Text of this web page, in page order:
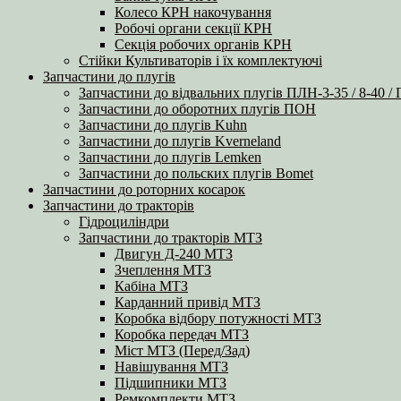
Колесо КРН накочування
Робочі органи секції КРН
Секція робочих органів КРН
Стійки Культиваторів і їх комплектуючі
Запчастини до плугів
Запчастини до відвальних плугів ПЛН-3-35 / 8-40
Запчастини до оборотних плугів ПОН
Запчастини до плугів Kuhn
Запчастини до плугів Kverneland
Запчастини до плугів Lemken
Запчастини до польских плугів Bomet
Запчастини до роторних косарок
Запчастини до тракторів
Гідроциліндри
Запчастини до тракторів МТЗ
Двигун Д-240 МТЗ
Зчеплення МТЗ
Кабіна МТЗ
Карданний привід МТЗ
Коробка відбору потужності МТЗ
Коробка передач МТЗ
Міст МТЗ (Перед/Зад)
Навішування МТЗ
Підшипники МТЗ